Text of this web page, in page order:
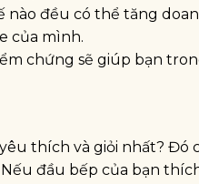
nào đều có thể tăng
của mình.
chứng sẽ giúp bạn
thích và giỏi nhất? Đó
đầu bếp của bạn